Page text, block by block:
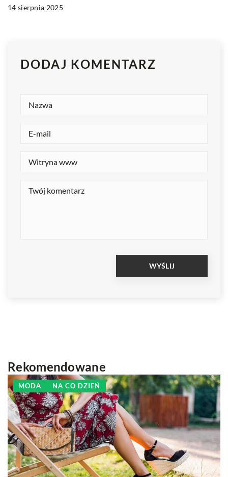
14 sierpnia 2025
DODAJ KOMENTARZ
Rekomendowane
MODA NA CO DZIEŃ